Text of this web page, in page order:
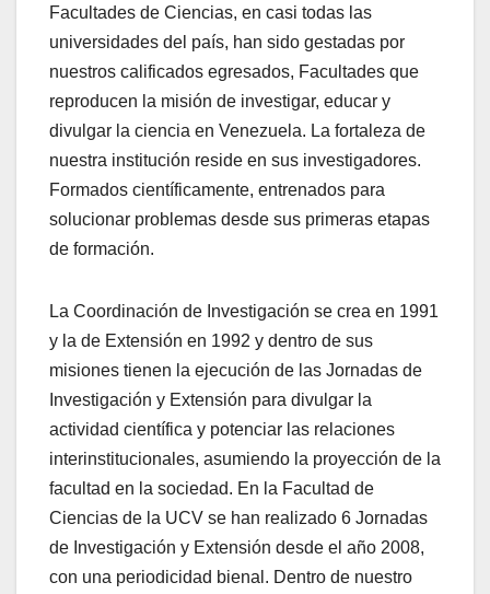
Facultades de Ciencias, en casi todas las
universidades del país, han sido gestadas por
nuestros calificados egresados, Facultades que
reproducen la misión de investigar, educar y
divulgar la ciencia en Venezuela. La fortaleza de
nuestra institución reside en sus investigadores.
Formados científicamente, entrenados para
solucionar problemas desde sus primeras etapas
de formación.
La Coordinación de Investigación se crea en 1991
y la de Extensión en 1992 y dentro de sus
misiones tienen la ejecución de las Jornadas de
Investigación y Extensión para divulgar la
actividad científica y potenciar las relaciones
interinstitucionales, asumiendo la proyección de la
facultad en la sociedad. En la Facultad de
Ciencias de la UCV se han realizado 6 Jornadas
de Investigación y Extensión desde el año 2008,
con una periodicidad bienal. Dentro de nuestro